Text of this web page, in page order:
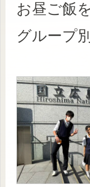
お昼ご飯
グループ